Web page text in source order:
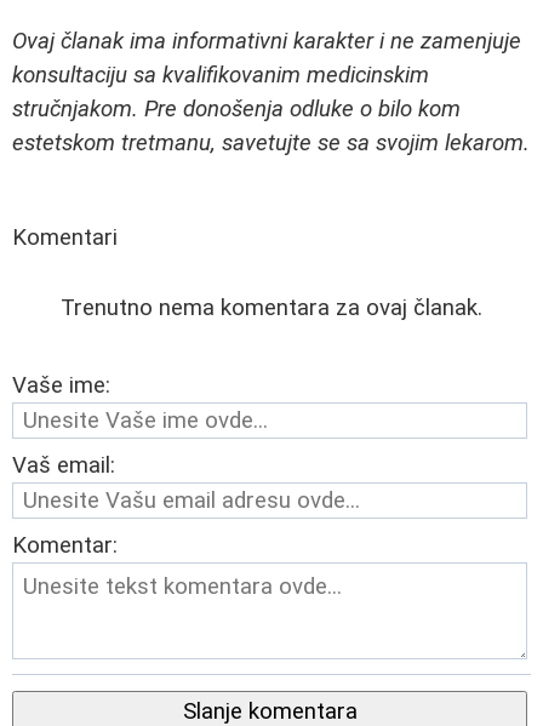
Ovaj članak ima informativni karakter i ne zamenjuje
konsultaciju sa kvalifikovanim medicinskim
stručnjakom. Pre donošenja odluke o bilo kom
estetskom tretmanu, savetujte se sa svojim lekarom.
Komentari
Trenutno nema komentara za ovaj članak.
Vaše ime:
Vaš email:
Komentar:
Slanje komentara